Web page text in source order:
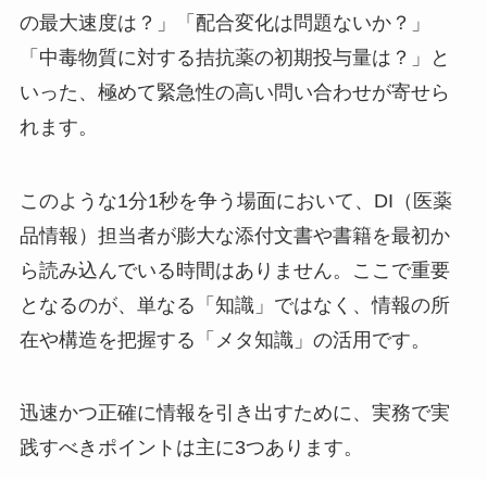
の最大速度は？」「配合変化は問題ないか？」
「中毒物質に対する拮抗薬の初期投与量は？」と
いった、極めて緊急性の高い問い合わせが寄せら
れます。
このような1分1秒を争う場面において、DI（医薬
品情報）担当者が膨大な添付文書や書籍を最初か
ら読み込んでいる時間はありません。ここで重要
となるのが、単なる「知識」ではなく、情報の所
在や構造を把握する「メタ知識」の活用です。
迅速かつ正確に情報を引き出すために、実務で実
践すべきポイントは主に3つあります。